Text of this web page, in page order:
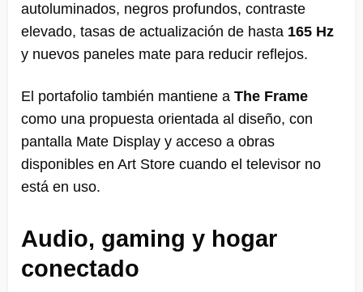
autoluminados, negros profundos, contraste
elevado, tasas de actualización de hasta 165 Hz
y nuevos paneles mate para reducir reflejos.
El portafolio también mantiene a The Frame
como una propuesta orientada al diseño, con
pantalla Mate Display y acceso a obras
disponibles en Art Store cuando el televisor no
está en uso.
Audio, gaming y hogar
conectado